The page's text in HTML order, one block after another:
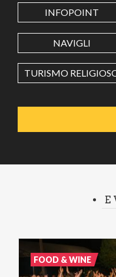
LONGITUDINE
Value in decimal
INFOPOINT
NAVIGLI
TURISMO
FOOD & WINE